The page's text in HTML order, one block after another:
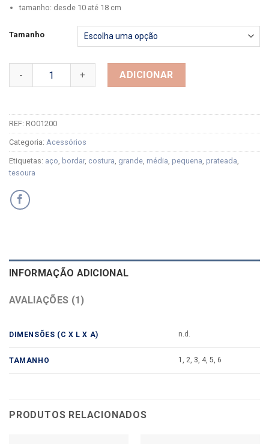
em 5 com
classificação
de cliente
tamanho: desde 10 até 18 cm
Tamanho
Quantidade de Tesouras de Costura (vários tamanhos)
ADICIONAR
REF: RO01200
Categoria: Acessórios
Etiquetas: aço, bordar, costura, grande, média, pequena, prateada,
tesoura
INFORMAÇÃO ADICIONAL
AVALIAÇÕES (1)
DIMENSÕES (C X L X A) n.d.
TAMANHO 1, 2, 3, 4, 5, 6
PRODUTOS RELACIONADOS